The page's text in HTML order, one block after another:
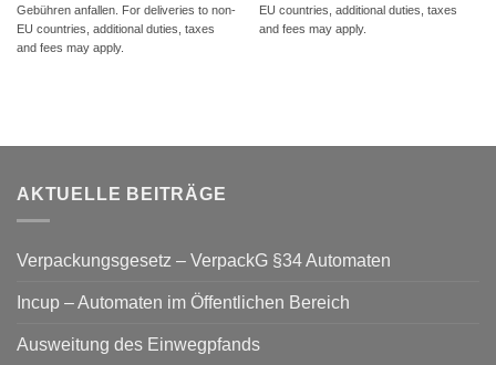
Gebühren anfallen. For deliveries to non-
EU countries, additional duties, taxes
and fees may apply.
EU countries, additional duties, taxes
and fees may apply.
AKTUELLE BEITRÄGE
Verpackungsgesetz – VerpackG §34 Automaten
Incup – Automaten im Öffentlichen Bereich
Ausweitung des Einwegpfands